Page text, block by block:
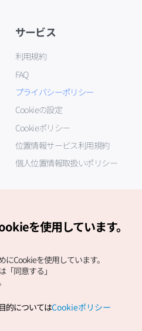
サービス
利用規約
FAQ
プライバシーポリシー
Cookieの設定
Cookieポリシー
位置情報サービス利用規約
個人位置情報取扱いポリシー
All Rights
を使用しています。
Cookieを使用しています。
同意する」
的についてはCookieポリシー